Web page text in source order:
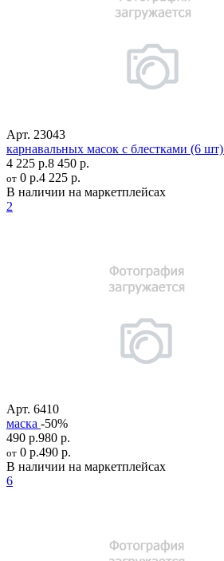
Арт. 23043
карнавальных масок с блестками (6 шт)
4 225 р.8 450 р.
от 0 р.4 225 р.
В наличии на маркетплейсах
2
Арт. 6410
маска -50%
490 р.980 р.
от 0 р.490 р.
В наличии на маркетплейсах
6